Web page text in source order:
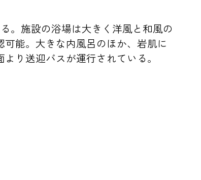
。施設の浴場は大きく洋風と和風の
能。大きな内風呂のほか、岩肌に
り送迎バスが運行されている。